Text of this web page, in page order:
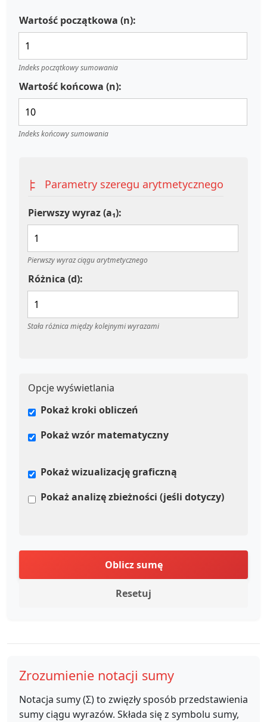
Wartość początkowa (n):
Indeks początkowy sumowania
Wartość końcowa (n):
Indeks końcowy sumowania
Parametry szeregu arytmetycznego
Pierwszy wyraz (a₁):
Pierwszy wyraz ciągu arytmetycznego
Różnica (d):
Stała różnica między kolejnymi wyrazami
Opcje wyświetlania
Pokaż kroki obliczeń
Pokaż wzór matematyczny
Pokaż wizualizację graficzną
Pokaż analizę zbieżności (jeśli dotyczy)
Oblicz sumę
Resetuj
Zrozumienie notacji sumy
Notacja sumy (Σ) to zwięzły sposób przedstawienia
sumy ciągu wyrazów. Składa się z symbolu sumy,